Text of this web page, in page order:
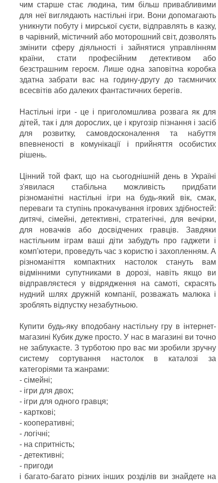
чим старше стає людина, тим більш привабливими
для неї виглядають настільні ігри. Вони допомагають
уникнути побуту і мирської суєти, відправлять в казку,
в чарівний, містичний або моторошний світ, дозволять
змінити сферу діяльності і зайнятися управлінням
країни, стати професійним детективом або
безстрашним героєм. Лише одна заповітна коробка
здатна забрати вас на годину-другу до таємничих
всесвітів або далеких фантастичних берегів.
Настільні ігри - це і приголомшлива розвага як для
дітей, так і для дорослих, це і кругозір пізнання і засіб
для розвитку, самовдосконалення та набуття
впевненості в комунікації і прийняття особистих
рішень.
Цінний той факт, що на сьогоднішній день в Україні
з'явилася стабільна можливість придбати
різноманітні настільні ігри на будь-який вік, смак,
переваги та ступінь прокачування ігрових здібностей:
дитячі, сімейні, детективні, стратегічні, для вечірки,
для новачків або досвідчених гравців. Завдяки
настільним іграм ваші діти забудуть про гаджети і
комп'ютери, проведуть час з користю і захопленням. А
різноманіття компактних настолок стануть вам
відмінними супутниками в дорозі, навіть якщо ви
відправляєтеся у відрядження на самоті, скрасять
нудний шлях дружній компанії, розважать малюка і
зроблять відпустку незабутньою.
Купити будь-яку вподобану настільну гру в інтернет-
магазині Кубик дуже просто. У нас в магазині ви точно
не заблукаєте. З турботою про вас ми зробили зручну
систему сортування настолок в каталозі за
категоріями та жанрами:
- сімейні;
- ігри для двох;
- ігри для одного гравця;
- карткові;
- кооперативні;
- логічні;
- на спритність;
- детективні;
- пригоди
і багато-багато різних інших розділів ви знайдете на